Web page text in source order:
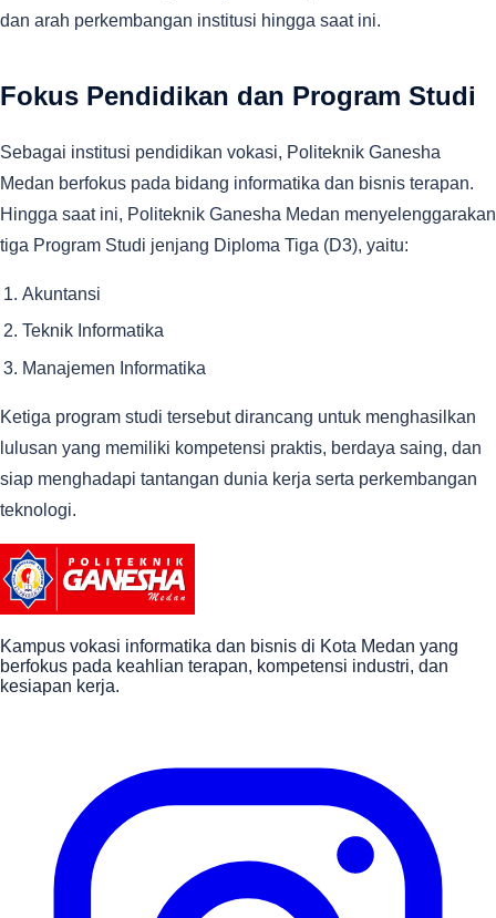
dan arah perkembangan institusi hingga saat ini.
Fokus Pendidikan dan Program Studi
Sebagai institusi pendidikan vokasi, Politeknik Ganesha
Medan berfokus pada bidang informatika dan bisnis terapan.
Hingga saat ini, Politeknik Ganesha Medan menyelenggarakan
tiga Program Studi jenjang Diploma Tiga (D3), yaitu:
Akuntansi
Teknik Informatika
Manajemen Informatika
Ketiga program studi tersebut dirancang untuk menghasilkan
lulusan yang memiliki kompetensi praktis, berdaya saing, dan
siap menghadapi tantangan dunia kerja serta perkembangan
teknologi.
Kampus vokasi informatika dan bisnis di Kota Medan yang
berfokus pada keahlian terapan, kompetensi industri, dan
kesiapan kerja.